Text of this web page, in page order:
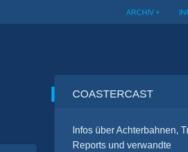
ARCHIV
COASTERCAST
Infos über Achterbahnen,
Reports und verwandte